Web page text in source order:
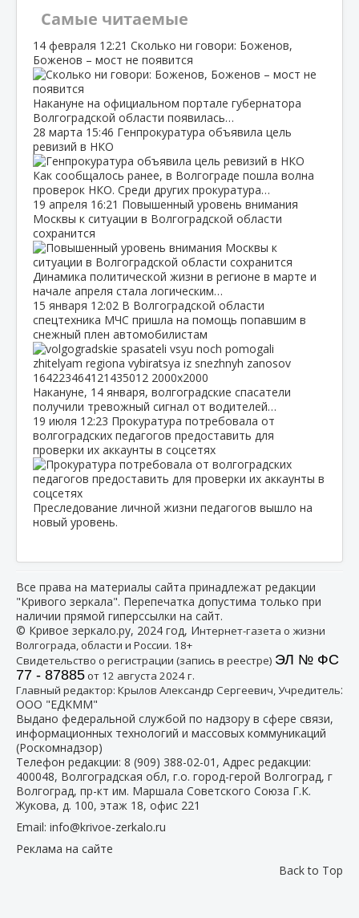
Самые читаемые
14 февраля 12:21 Сколько ни говори: Боженов,
Боженов – мост не появится
Накануне на официальном портале губернатора
Волгоградской области появилась…
28 марта 15:46 Генпрокуратура объявила цель
ревизий в НКО
Как сообщалось ранее, в Волгограде пошла волна
проверок НКО. Среди других прокуратура…
19 апреля 16:21 Повышенный уровень внимания
Москвы к ситуации в Волгоградской области
сохранится
Динамика политической жизни в регионе в марте и
начале апреля стала логическим…
15 января 12:02 В Волгоградской области
спецтехника МЧС пришла на помощь попавшим в
снежный плен автомобилистам
Накануне, 14 января, волгоградские спасатели
получили тревожный сигнал от водителей…
19 июля 12:23 Прокуратура потребовала от
волгоградских педагогов предоставить для
проверки их аккаунты в соцсетях
Преследование личной жизни педагогов вышло на
новый уровень.
Все права на материалы сайта принадлежат редакции
"Кривого зеркала". Перепечатка допустима только при
наличии прямой гиперссылки на сайт.
© Кривое зеркало.ру, 2024 год, Интернет-газета о жизни
Волгограда, области и России. 18+
Свидетельство о регистрации (запись в реестре) ЭЛ № ФС
77 - 87885от 12 августа 2024 г.
Главный редактор: Крылов Александр Сергеевич, Учредитель:
ООО "ЕДКММ"
Выдано федеральной службой по надзору в сфере связи,
информационных технологий и массовых коммуникаций
(Роскомнадзор)
Телефон редакции: 8 (909) 388-02-01 , Адрес редакции:
400048, Волгоградская обл, г.о. город-герой Волгоград, г
Волгоград, пр-кт им. Маршала Советского Союза Г.К.
Жукова, д. 100, этаж 18, офис 221
Email: info@krivoe-zerkalo.ru
Реклама на сайте
Back to Top